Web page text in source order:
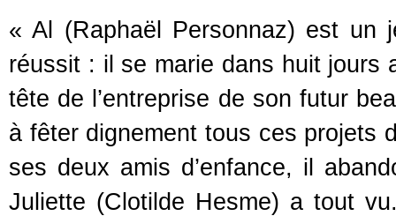
« Al (Raphaël Personnaz) est un
réussit : il se marie dans huit jours
tête de l’entreprise de son futur
à fêter dignement tous ces projets
ses deux amis d’enfance, il
Juliette (Clotilde Hesme) a tout